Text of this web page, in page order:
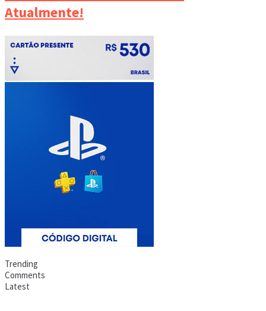
Atualmente!
Trending
Comments
Latest